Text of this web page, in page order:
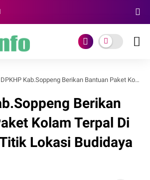
DPKHP Kab.Soppeng Berikan Bantuan Paket Kolam Terpal Di Beberapa Titik Lokasi Budidaya Perikanan
Berikan
Kolam Terpal Di
Lokasi Budidaya